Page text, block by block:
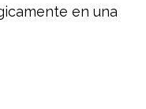
en una